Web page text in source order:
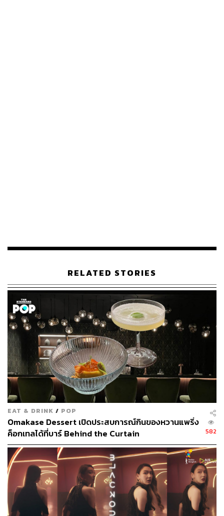
RELATED STORIES
EAT & DRINK / POP
Omakase Dessert เปิดประสบการณ์กินของหวานแพริ่ง
ค็อกเทลได้ที่บาร์ Behind the Curtain
582